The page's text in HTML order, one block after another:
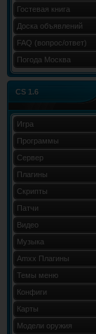
Гостевая книга
Доска объявлений
FAQ (вопрос/ответ)
Погода Москва
CS 1.6
Игра
Программы
Сервер
Плагины
Скрипты
Патчи
Видео
Музыка
Amxx Плагины
Темы меню
Конфиги
Карты
Модели оружия